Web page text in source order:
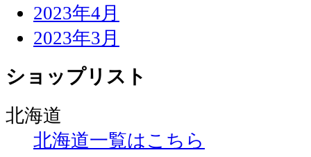
2023年4月
2023年3月
ショップリスト
北海道
北海道一覧はこちら